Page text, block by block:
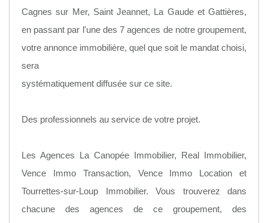
Cagnes sur Mer, Saint Jeannet, La Gaude et Gattières,
en passant par l'une des 7 agences de notre groupement,
votre annonce immobilière, quel que soit le mandat choisi,
sera
systématiquement diffusée sur ce site.
Des professionnels au service de votre projet.
Les Agences La Canopée Immobilier, Real Immobilier,
Vence Immo Transaction, Vence Immo Location et
Tourrettes-sur-Loup Immobilier. Vous trouverez dans
chacune des agences de ce groupement, des